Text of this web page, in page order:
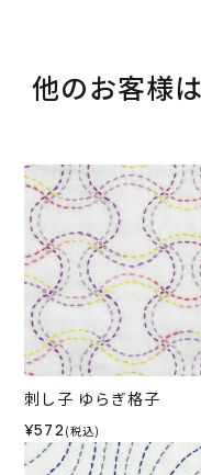
他のお客様
刺し子 ゆらぎ格子
¥572 (税込)